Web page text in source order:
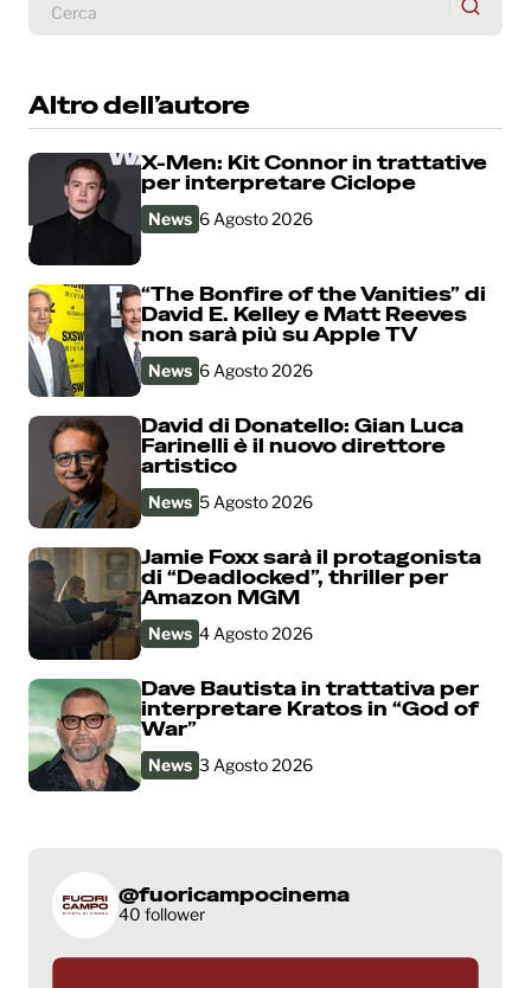
Altro dell’autore
X-Men: Kit Connor in trattative
per interpretare Ciclope
News 6 Agosto 2026
“The Bonfire of the Vanities” di
David E. Kelley e Matt Reeves
non sarà più su Apple TV
News 6 Agosto 2026
David di Donatello: Gian Luca
Farinelli è il nuovo direttore
artistico
News 5 Agosto 2026
Jamie Foxx sarà il protagonista
di “Deadlocked”, thriller per
Amazon MGM
News 4 Agosto 2026
Dave Bautista in trattativa per
interpretare Kratos in “God of
War”
News 3 Agosto 2026
@fuoricampocinema
40 follower